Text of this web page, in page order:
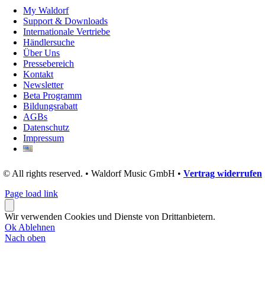
My Waldorf
Support & Downloads
Internationale Vertriebe
Händlersuche
Über Uns
Pressebereich
Kontakt
Newsletter
Beta Programm
Bildungsrabatt
AGBs
Datenschutz
Impressum
© All rights reserved. • Waldorf Music GmbH • Vertrag widerrufen
Page load link
Wir verwenden Cookies und Dienste von Drittanbietern.
Ok Ablehnen
Nach oben